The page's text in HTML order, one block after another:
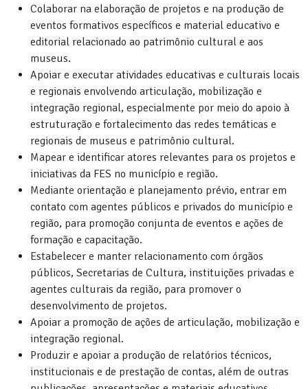
Colaborar na elaboração de projetos e na produção de
eventos formativos específicos e material educativo e
editorial relacionado ao patrimônio cultural e aos
museus.
Apoiar e executar atividades educativas e culturais locais
e regionais envolvendo articulação, mobilização e
integração regional, especialmente por meio do apoio à
estruturação e fortalecimento das redes temáticas e
regionais de museus e patrimônio cultural.
Mapear e identificar atores relevantes para os projetos e
iniciativas da FES no município e região.
Mediante orientação e planejamento prévio, entrar em
contato com agentes públicos e privados do município e
região, para promoção conjunta de eventos e ações de
formação e capacitação.
Estabelecer e manter relacionamento com órgãos
públicos, Secretarias de Cultura, instituições privadas e
agentes culturais da região, para promover o
desenvolvimento de projetos.
Apoiar a promoção de ações de articulação, mobilização e
integração regional.
Produzir e apoiar a produção de relatórios técnicos,
institucionais e de prestação de contas, além de outras